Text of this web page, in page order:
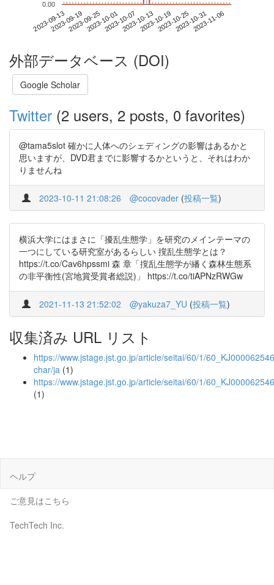
2023-09-132023-09-192023-09-252023-10-012023-10-072023-10-132023-10-192023-10-252023-10-312023-11-06
0.00
外部データベース (DOI)
Google Scholar
Twitter (2 users, 2 posts, 0 favorites)
@tama5slot 確かに人体へのシェディングの影響はあるかと
思いますが、DVD君までに影響するかというと、それはわか
りませんね
2023-10-11 21:08:26 @cocovader (投稿一覧)
横浜大学にはまさに「擾乱生態学」を研究のメインテーマの
一つにしている研究室があるらしい 撹乱生態学とは？
https://t.co/Cav6hpssmi 森 章「撹乱生態学が繙く森林生態系
の非平衡性(宮地賞受賞者総説)」 https://t.co/tiAPNzRWGw
2021-11-13 21:52:02 @yakuza7_YU (投稿一覧)
収集済み URL リスト
https://www.jstage.jst.go.jp/article/seitai/60/1/
char/ja (1)
https://www.jstage.jst.go.jp/article/seitai/60/1/
(1)
ヘルプ
ご意見はこちら
TechTech Inc.